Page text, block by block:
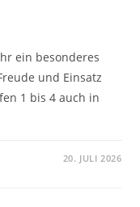
ein besonderes
und Einsatz
1 bis 4 auch in
20. JULI 2026